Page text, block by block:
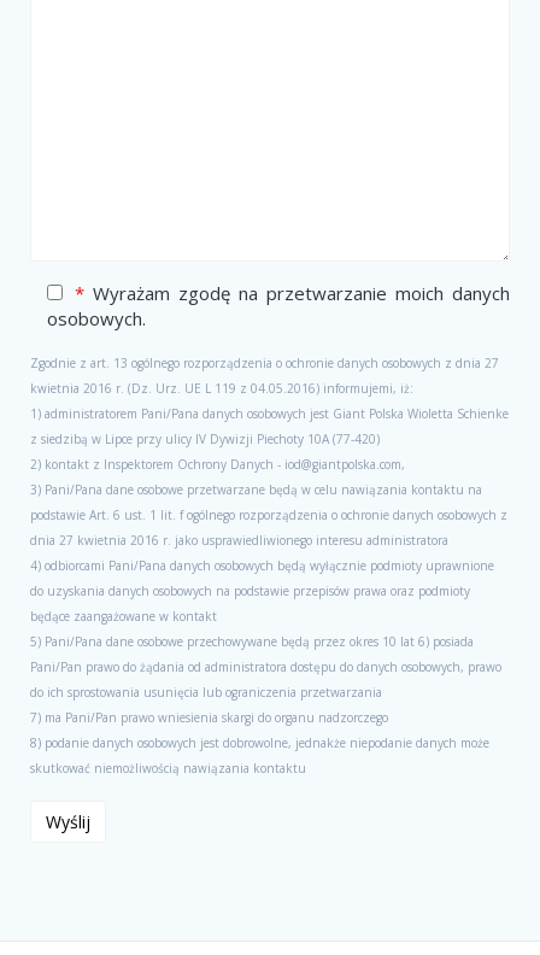
* Wyrażam zgodę na przetwarzanie moich danych
osobowych.
Zgodnie z art. 13 ogólnego rozporządzenia o ochronie danych osobowych z dnia 27
kwietnia 2016 r. (Dz. Urz. UE L 119 z 04.05.2016) informujemi, iż:
1) administratorem Pani/Pana danych osobowych jest Giant Polska Wioletta Schienke
z siedzibą w Lipce przy ulicy IV Dywizji Piechoty 10A (77-420)
2) kontakt z Inspektorem Ochrony Danych - iod@giantpolska.com,
3) Pani/Pana dane osobowe przetwarzane będą w celu nawiązania kontaktu na
podstawie Art. 6 ust. 1 lit. f ogólnego rozporządzenia o ochronie danych osobowych z
dnia 27 kwietnia 2016 r. jako usprawiedliwionego interesu administratora
4) odbiorcami Pani/Pana danych osobowych będą wyłącznie podmioty uprawnione
do uzyskania danych osobowych na podstawie przepisów prawa oraz podmioty
będące zaangażowane w kontakt
5) Pani/Pana dane osobowe przechowywane będą przez okres 10 lat 6) posiada
Pani/Pan prawo do żądania od administratora dostępu do danych osobowych, prawo
do ich sprostowania usunięcia lub ograniczenia przetwarzania
7) ma Pani/Pan prawo wniesienia skargi do organu nadzorczego
8) podanie danych osobowych jest dobrowolne, jednakże niepodanie danych może
skutkować niemożliwością nawiązania kontaktu